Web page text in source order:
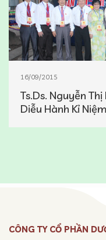
16/09/2015
Ts.Ds. Nguyễn
Diễu Hành Kỉ
CÔNG TY CỔ PHẦN